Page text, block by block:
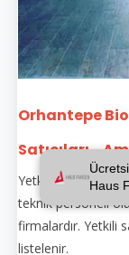
Haus
Orhantepe
Satıcıları...
Yetkili satıcılar,
teknik personeli
firmalardır. Yetkili
listelenir.